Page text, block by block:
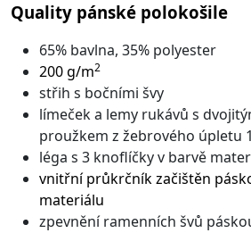
Quality pánské polokošile
65% bavlna, 35% polyester
200 g/m2
střih s bočními švy
límeček a lemy rukávů s
proužkem z žebrového úpletu
léga s 3 knoflíčky v barvě
vnitřní průkrčník začištěn
materiálu
zpevnění ramenních švů